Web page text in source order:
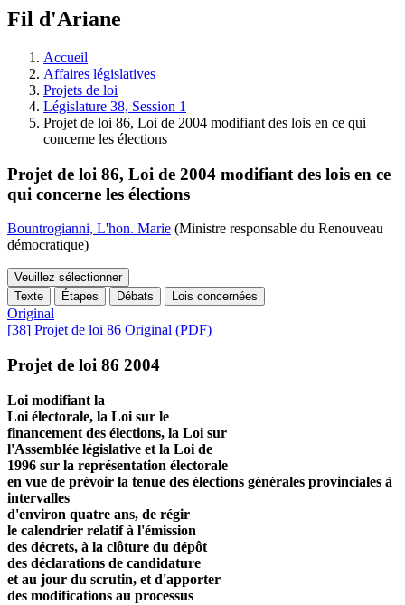
à
législative.
Fil d'Ariane
Accueil
Affaires législatives
Projets de loi
Législature 38, Session 1
Projet de loi 86, Loi de 2004 modifiant des lois en ce qui
concerne les élections
Projet de loi 86, Loi de 2004 modifiant des lois en ce
qui concerne les élections
Bountrogianni, L'hon. Marie (Ministre responsable du Renouveau
démocratique)
Veuillez sélectionner
Texte
Étapes Débats Lois concernées
Original
[38] Projet de loi 86 Original (PDF)
Projet de loi 86 2004
Loi modifiant la
Loi électorale, la Loi sur le
financement des élections, la Loi sur
l'Assemblée législative et la Loi de
1996 sur la représentation électorale
en vue de prévoir la tenue des élections générales provinciales à
intervalles
d'environ quatre ans, de régir
le calendrier relatif à l'émission
des décrets, à la clôture du dépôt
des déclarations de candidature
et au jour du scrutin, et d'apporter
des modifications au processus